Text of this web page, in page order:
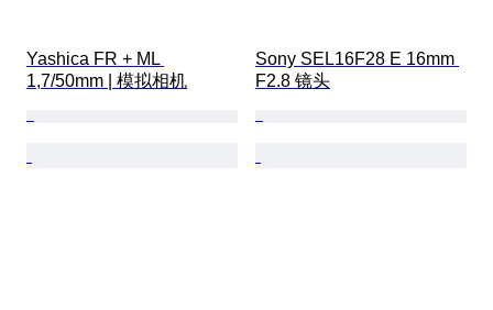
Yashica FR + ML
1,7/50mm | 模拟相机
Sony SEL16F28 E 16mm
F2.8 镜头